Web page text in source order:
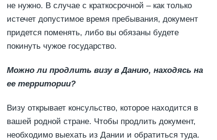
не нужно. В случае с краткосрочной – как только
истечет допустимое время пребывания, документ
придется поменять, либо вы обязаны будете
покинуть чужое государство.
Можно ли продлить визу в Данию, находясь на
ее территории?
Визу открывает консульство, которое находится в
вашей родной стране. Чтобы продлить документ,
необходимо выехать из Дании и обратиться туда.